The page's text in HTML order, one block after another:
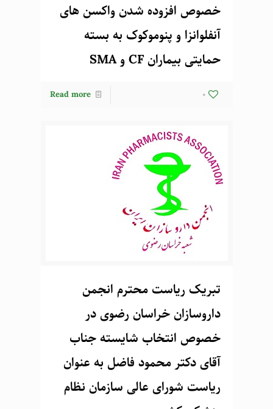
خصوص افزوده شدن واکسن های
آنفلوانزا و پنوموکوک به بسته
حمایتی بیماران CF و SMA
0
Read more
تبریک ریاست محترم انجمن
داروسازان خراسان رضوی در
خصوص انتخاب شایسته جناب
آقای دکتر محمود فاضل به عنوان
ریاست شورای عالی سازمان نظام